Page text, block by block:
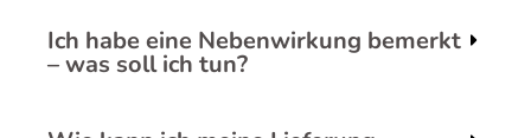
Ich habe eine Nebenwirkung bemerkt
– was soll ich tun?